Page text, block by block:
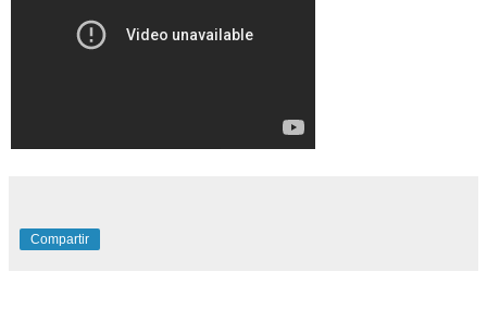
Compartir